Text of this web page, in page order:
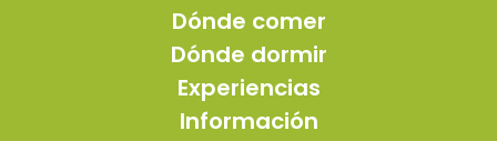
Dónde comer
Dónde dormir
Experiencias
Información